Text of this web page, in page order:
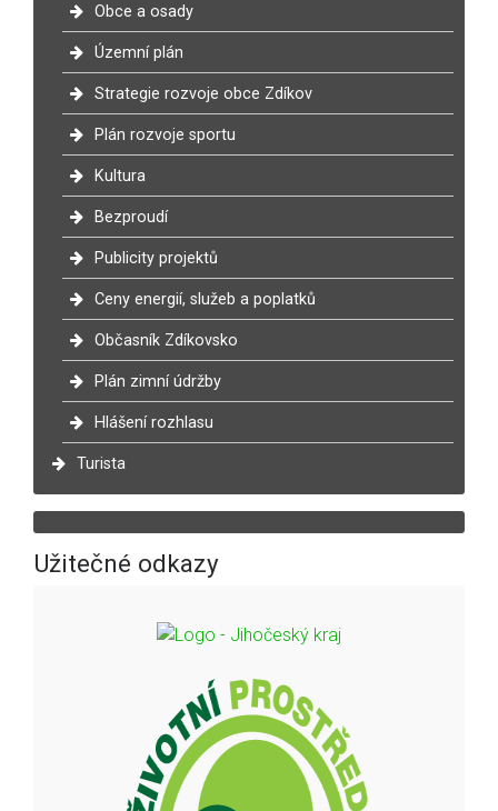
Obce a osady
Územní plán
Strategie rozvoje obce Zdíkov
Plán rozvoje sportu
Kultura
Bezproudí
Publicity projektů
Ceny energií, služeb a poplatků
Občasník Zdíkovsko
Plán zimní údržby
Hlášení rozhlasu
Turista
Užitečné odkazy